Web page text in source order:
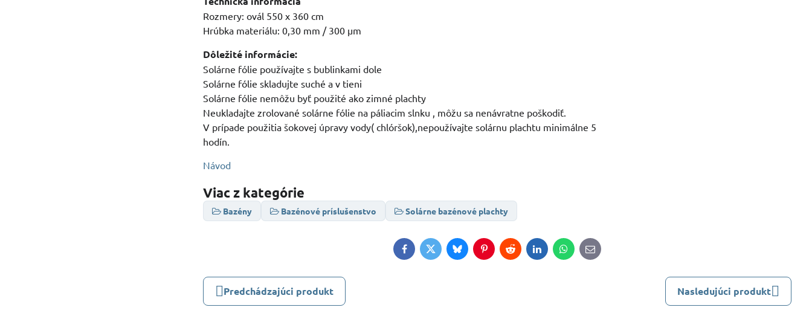
Rozmery: ovál 550 x 360 cm
Hrúbka materiálu: 0,30 mm / 300 µm
Dôležité informácie:
Solárne fólie používajte s bublinkami dole
Solárne fólie skladujte suché a v tieni
Solárne fólie nemôžu byť použité ako zimné plachty
Neukladajte zrolované solárne fólie na páliacim slnku , môžu sa nenávratne poškodiť.
V prípade použitia šokovej úpravy vody( chlóršok),nepoužívajte solárnu plachtu minimálne 5
hodín.
Návod
Viac z kategórie
Bazény Bazénové príslušenstvo Solárne bazénové plachty
FacebookTwitterBlueskyPinterestRedditLinkedInWhatsApp
E-
mail
Predchádzajúci produkt Nasledujúci produkt